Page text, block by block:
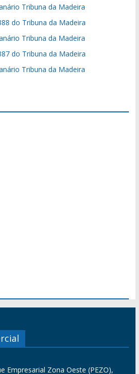
Tribuna da Madeira
do Tribuna da Madeira
Tribuna da Madeira
do Tribuna da Madeira
Tribuna da Madeira
Empresarial Zona Oeste (PEZO),